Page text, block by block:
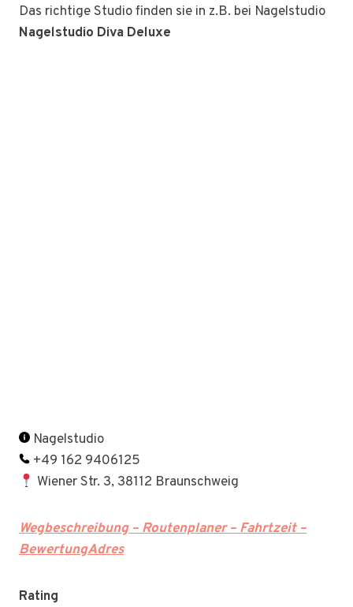
Das richtige Studio finden sie in z.B. bei Nagelstudio
Nagelstudio Diva Deluxe
Nagelstudio
+49 162 9406125
Wiener Str. 3, 38112 Braunschweig
Wegbeschreibung – Routenplaner – Fahrtzeit –
BewertungAdres
Rating